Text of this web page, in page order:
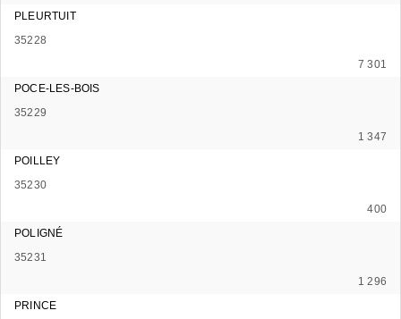
PLEURTUIT
35228
7 301
POCE-LES-BOIS
35229
1 347
POILLEY
35230
400
POLIGNÉ
35231
1 296
PRINCE